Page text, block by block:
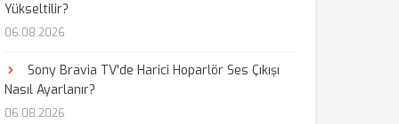
Yükseltilir?
06.08.2026
Sony Bravia TV'de Harici Hoparlör Ses Çıkışı
Nasıl Ayarlanır?
06.08.2026